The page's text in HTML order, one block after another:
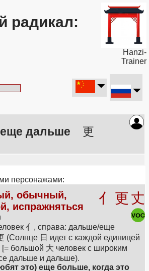
радикал:
Hanzi-
Trainer
еще дальше 更
персонажами:
обычный,
испражняться
亻 更 丈
亻, справа: дальше/еще
(Солнце 日 идет с каждой единицей
большой 大 человек с широким
дальше и дальше).
это) еще больше, когда это